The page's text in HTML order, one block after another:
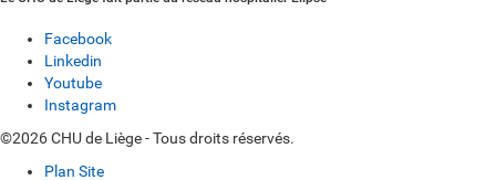
Facebook
Linkedin
Youtube
Instagram
©2026 CHU de Liège - Tous droits réservés.
Plan Site